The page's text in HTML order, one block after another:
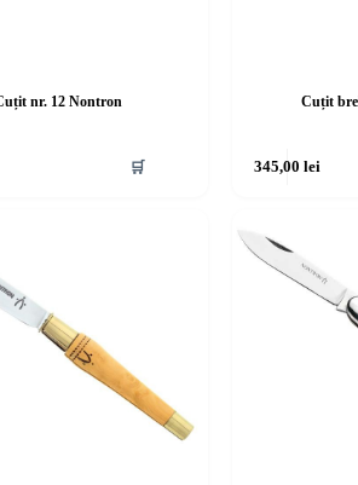
nr. 12 Nontron
🛒
Cuțit
345,00 lei